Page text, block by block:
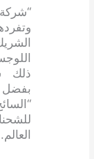
ذلك
بفضل
العالم.